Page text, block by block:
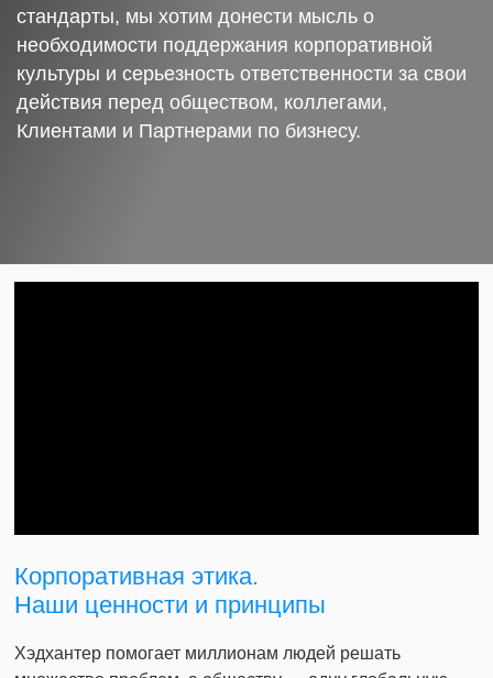
стандарты, мы хотим донести мысль о
необходимости поддержания корпоративной
культуры и серьезность ответственности за свои
действия перед обществом, коллегами,
Клиентами и Партнерами по бизнесу.
Корпоративная этика.
Наши ценности и принципы
Хэдхантер помогает миллионам людей решать